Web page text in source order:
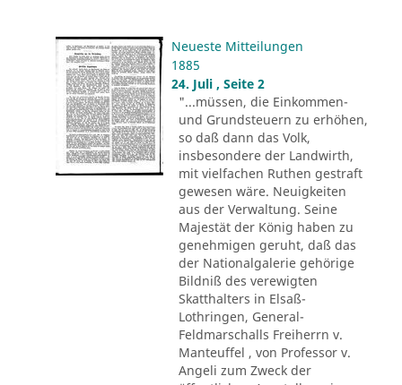
Neueste Mitteilungen
1885
24. Juli , Seite 2
"...müssen, die Einkommen-
und Grundsteuern zu erhöhen,
so daß dann das Volk,
insbesondere der Landwirth,
mit vielfachen Ruthen gestraft
gewesen wäre. Neuigkeiten
aus der Verwaltung. Seine
Majestät der König haben zu
genehmigen geruht, daß das
der Nationalgalerie gehörige
Bildniß des verewigten
Skatthalters in Elsaß-
Lothringen, General-
Feldmarschalls Freiherrn v.
Manteuffel , von Professor v.
Angeli zum Zweck der